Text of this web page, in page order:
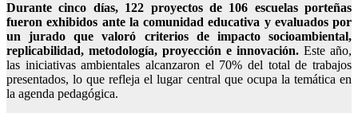
Durante cinco días, 122 proyectos de 106 escuelas porteñas
fueron exhibidos ante la comunidad educativa y evaluados por
un jurado que valoró criterios de impacto socioambiental,
replicabilidad, metodología, proyección e innovación. Este año,
las iniciativas ambientales alcanzaron el 70% del total de trabajos
presentados, lo que refleja el lugar central que ocupa la temática en
la agenda pedagógica.